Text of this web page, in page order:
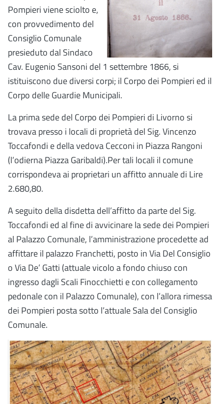
Pompieri viene sciolto e,
con provvedimento del
Consiglio Comunale
presieduto dal Sindaco
Cav. Eugenio Sansoni del 1 settembre 1866, si
istituiscono due diversi corpi; il Corpo dei Pompieri ed il
Corpo delle Guardie Municipali.
La prima sede del Corpo dei Pompieri di Livorno si
trovava presso i locali di proprietà del Sig. Vincenzo
Toccafondi e della vedova Cecconi in Piazza Rangoni
(l’odierna Piazza Garibaldi).Per tali locali il comune
corrispondeva ai proprietari un affitto annuale di Lire
2.680,80.
A seguito della disdetta dell’affitto da parte del Sig.
Toccafondi ed al fine di avvicinare la sede dei Pompieri
al Palazzo Comunale, l’amministrazione procedette ad
affittare il palazzo Franchetti, posto in Via Del Consiglio
o Via De’ Gatti (attuale vicolo a fondo chiuso con
ingresso dagli Scali Finocchietti e con collegamento
pedonale con il Palazzo Comunale), con l’allora rimessa
dei Pompieri posta sotto l’attuale Sala del Consiglio
Comunale.